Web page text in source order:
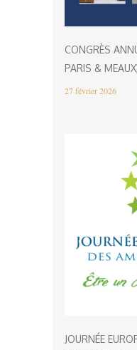
CONGRÈS
PARIS &
27 février 2026
JOURNÉE